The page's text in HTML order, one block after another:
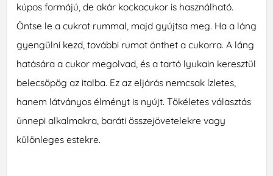
kúpos formájú, de akár kockacukor is használható.
Öntse le a cukrot rummal, majd gyújtsa meg. Ha a láng
gyengülni kezd, további rumot önthet a cukorra. A láng
hatására a cukor megolvad, és a tartó lyukain keresztül
belecsöpög az italba. Ez az eljárás nemcsak ízletes,
hanem látványos élményt is nyújt. Tökéletes választás
ünnepi alkalmakra, baráti összejövetelekre vagy
különleges estekre.